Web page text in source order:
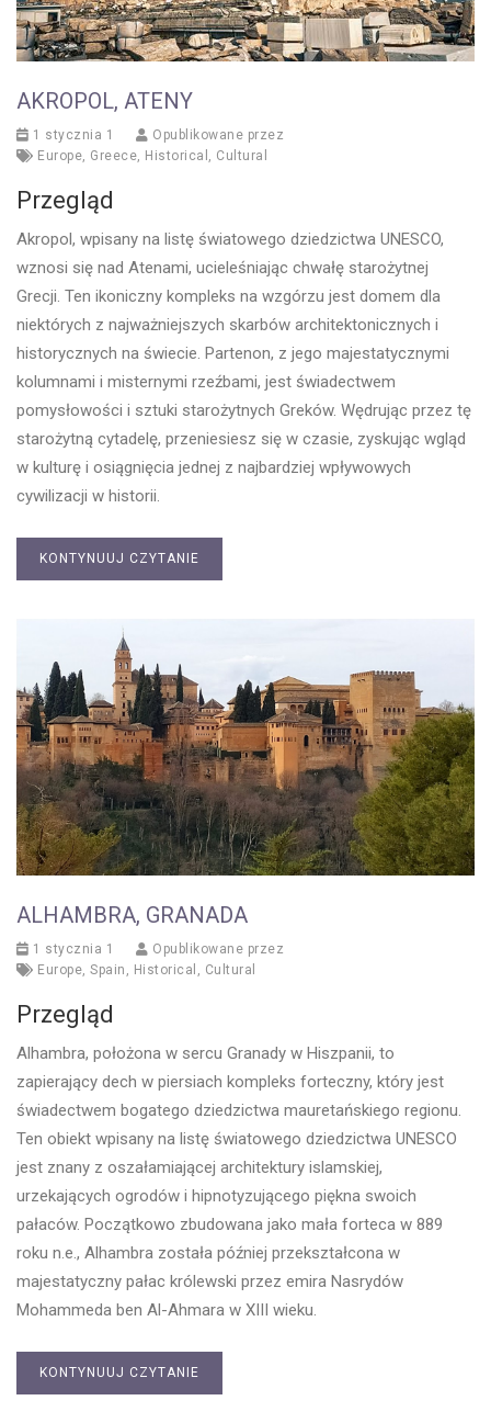
AKROPOL, ATENY
1 stycznia 1
Opublikowane przez
Europe Greece Historical Cultural
Przegląd
Akropol, wpisany na listę światowego dziedzictwa UNESCO,
wznosi się nad Atenami, ucieleśniając chwałę starożytnej
Grecji. Ten ikoniczny kompleks na wzgórzu jest domem dla
niektórych z najważniejszych skarbów architektonicznych i
historycznych na świecie. Partenon, z jego majestatycznymi
kolumnami i misternymi rzeźbami, jest świadectwem
pomysłowości i sztuki starożytnych Greków. Wędrując przez tę
starożytną cytadelę, przeniesiesz się w czasie, zyskując wgląd
w kulturę i osiągnięcia jednej z najbardziej wpływowych
cywilizacji w historii.
KONTYNUUJ CZYTANIE
ALHAMBRA, GRANADA
1 stycznia 1
Opublikowane przez
Europe, Spain , Historical , Cultural
Przegląd
Alhambra, położona w sercu Granady w Hiszpanii, to
zapierający dech w piersiach kompleks forteczny, który jest
świadectwem bogatego dziedzictwa mauretańskiego regionu.
Ten obiekt wpisany na listę światowego dziedzictwa UNESCO
jest znany z oszałamiającej architektury islamskiej,
urzekających ogrodów i hipnotyzującego piękna swoich
pałaców. Początkowo zbudowana jako mała forteca w 889
roku n.e., Alhambra została później przekształcona w
majestatyczny pałac królewski przez emira Nasrydów
Mohammeda ben Al-Ahmara w XIII wieku.
KONTYNUUJ CZYTANIE